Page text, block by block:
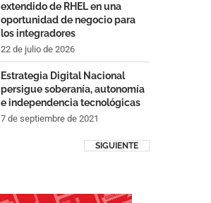
extendido de RHEL en una
oportunidad de negocio para
los integradores
22 de julio de 2026
Estrategia Digital Nacional
persigue soberanía, autonomía
e independencia tecnológicas
7 de septiembre de 2021
SIGUIENTE